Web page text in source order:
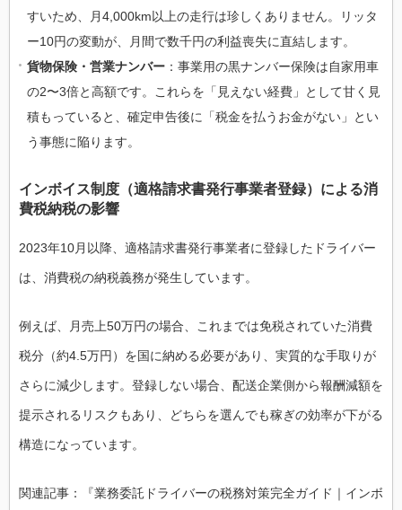
すいため、月4,000km以上の走行は珍しくありません。リッタ
ー10円の変動が、月間で数千円の利益喪失に直結します。
貨物保険・営業ナンバー ：事業用の黒ナンバー保険は自家用車
の2〜3倍と高額です。これらを「見えない経費」として甘く見
積もっていると、確定申告後に「税金を払うお金がない」とい
う事態に陥ります。
インボイス制度（適格請求書発行事業者登録）による消
費税納税の影響
2023年10月以降、適格請求書発行事業者に登録したドライバー
は、消費税の納税義務が発生しています。
例えば、月売上50万円の場合、これまでは免税されていた消費
税分（約4.5万円）を国に納める必要があり、実質的な手取りが
さらに減少します。登録しない場合、配送企業側から報酬減額を
提示されるリスクもあり、どちらを選んでも稼ぎの効率が下がる
構造になっています。
関連記事：『業務委託ドライバーの税務対策完全ガイド｜インボ